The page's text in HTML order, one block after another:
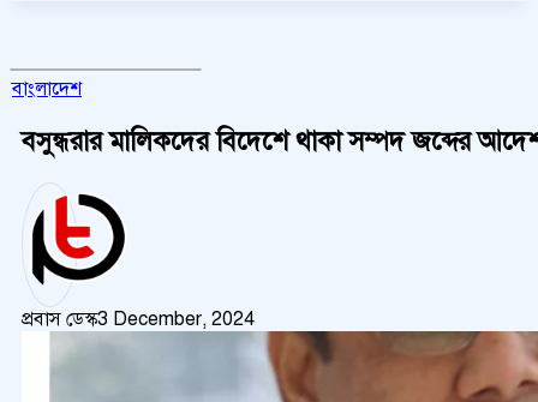
বাংলাদেশ
বসুন্ধরার মালিকদের বিদেশে থাকা সম্পদ জব্দের
প্রবাস ডেস্ক3 December, 2024